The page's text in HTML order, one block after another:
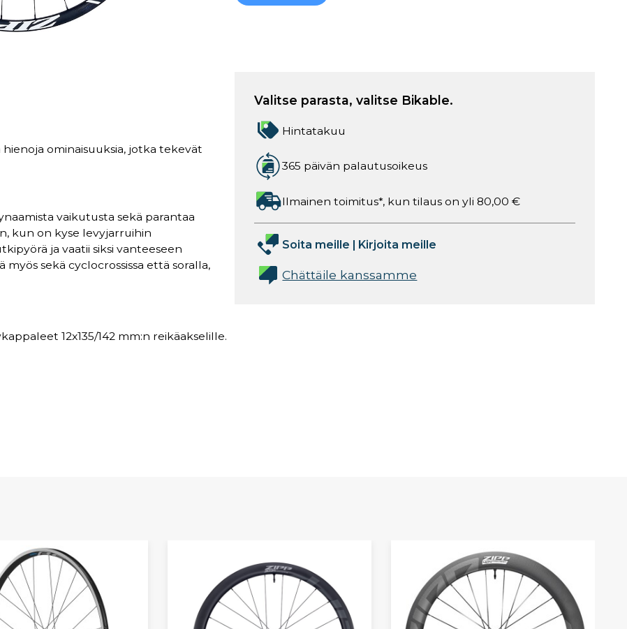
ominaisuuksia, jotka tekevät
vaikutusta sekä parantaa
kun on kyse levyjarruihin
ja vaatii siksi vanteeseen
sekä cyclocrossissa että soralla,
12x135/142 mm:n reikäakselille.
Valitse parasta, valitse Bikable.
Hintatakuu
365 päivän palautusoikeus
Ilmainen toimitus*, kun tilaus on yli 80,00 €
Soita meille | Kirjoita meille
Chättäile kanssamme